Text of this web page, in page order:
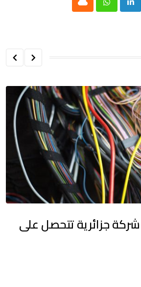
LinkedIn
Whatsapp
Cloud
شركة جزائرية تتحصل على